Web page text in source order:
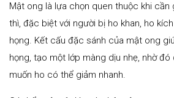
Mật ong là lựa chọn quen thuộc khi
thì, đặc biệt với người bị ho khan, ho
họng. Kết cấu đặc sánh của mật ong
họng, tạo một lớp màng dịu nhẹ, nhờ
muốn ho có thể giảm nhanh.